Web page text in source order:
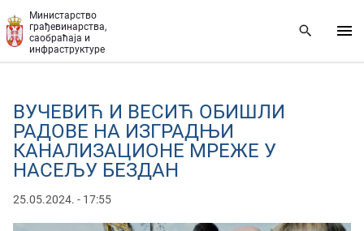
Министарство
грађевинарства,
саобраћаја и
инфраструктуре
ВУЧЕВИЋ И ВЕСИЋ ОБИШЛИ
РАДОВЕ НА ИЗГРАДЊИ
КАНАЛИЗАЦИОНЕ МРЕЖЕ У
НАСЕЉУ БЕЗДАН
25.05.2024. - 17:55